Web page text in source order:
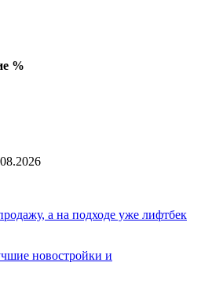
%
а на подходе уже лифтбек
новостройки и